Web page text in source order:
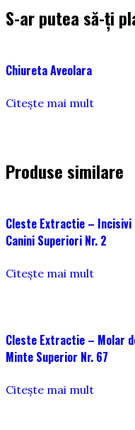
S-ar putea să-ți
Chiureta Aveolara
Citește mai mult
Produse similare
Cleste Extractie – Incisivi
Canini Superiori Nr. 2
Citește mai mult
Cleste Extractie – Molar
Minte Superior Nr. 67
Citește mai mult